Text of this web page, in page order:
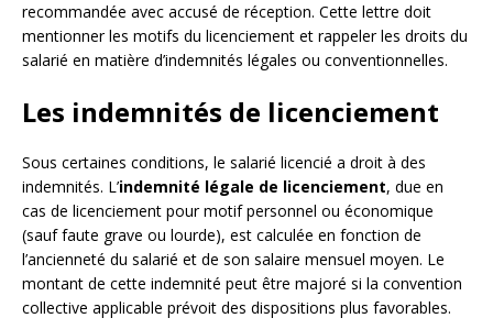
recommandée avec accusé de réception. Cette lettre doit
mentionner les motifs du licenciement et rappeler les droits du
salarié en matière d’indemnités légales ou conventionnelles.
Les indemnités de licenciement
Sous certaines conditions, le salarié licencié a droit à des
indemnités. L’indemnité légale de licenciement, due en
cas de licenciement pour motif personnel ou économique
(sauf faute grave ou lourde), est calculée en fonction de
l’ancienneté du salarié et de son salaire mensuel moyen. Le
montant de cette indemnité peut être majoré si la convention
collective applicable prévoit des dispositions plus favorables.